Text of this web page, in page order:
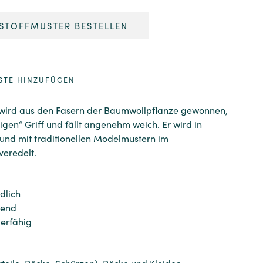
BESTELLEN
HINZUFÜGEN
aus den Fasern der Baumwollpflanze gewonnen,
Griff und fällt angenehm weich. Er wird in
mit traditionellen Modelmustern im